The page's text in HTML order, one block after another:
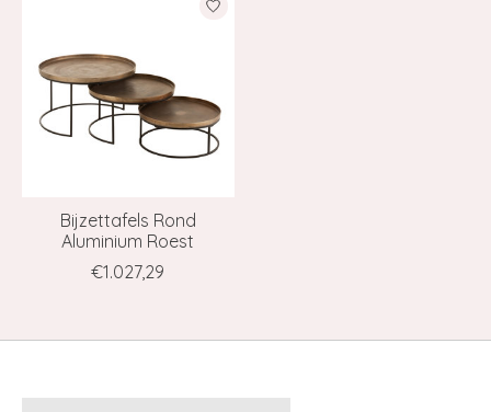
Bijzettafels Rond
Aluminium Roest
€1.027,29